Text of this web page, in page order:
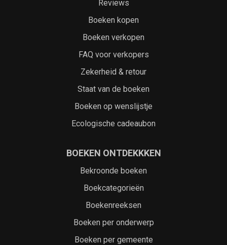
Reviews
Boeken kopen
Boeken verkopen
FAQ voor verkopers
Zekerheid & retour
Staat van de boeken
Boeken op wenslijstje
Ecologische cadeaubon
BOEKEN ONTDEKKKEN
Bekroonde boeken
Boekcategorieën
Boekenreeksen
Boeken per onderwerp
Boeken per gemeente